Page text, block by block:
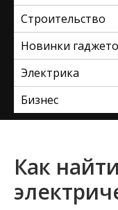
Строительство
Новинки
Электрика
Бизнес
Как